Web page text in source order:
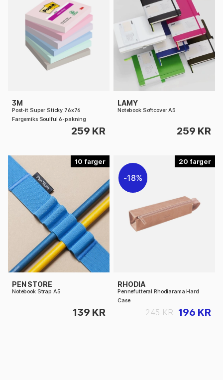
3M
Post-it Super Sticky 76x76
Fargemiks Soulful 6-pakning
259 KR
LAMY
Notebook Softcover A5
259 KR
10
PEN STORE
Notebook Strap A5
139 KR
20
18%
RHODIA
Pennefutteral Rhodiarama Hard
Case
196 KR
245 KR